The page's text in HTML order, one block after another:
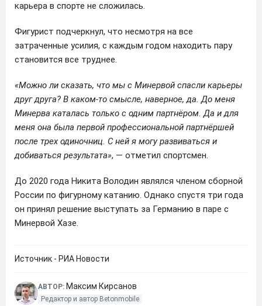
карьера в спорте не сложилась.
Фигурист подчеркнул, что несмотря на все
затраченные усилия, с каждым годом находить пару
становится все труднее.
«Можно ли сказать, что мы с Минервой спасли карьеры
друг друга? В каком-то смысле, наверное, да. До меня
Минерва каталась только с одним партнёром. Да и для
меня она была первой профессиональной партнёршей
после трех одиночниц. С ней я могу развиваться и
добиваться результата», — отметил спортсмен.
До 2020 года Никита Володин являлся членом сборной
России по фигурному катанию. Однако спустя три года
он принял решение выступать за Германию в паре с
Минервой Хазе.
Источник - РИА Новости
АВТОР: Максим Кирсанов
Редактор и автор Betonmobile